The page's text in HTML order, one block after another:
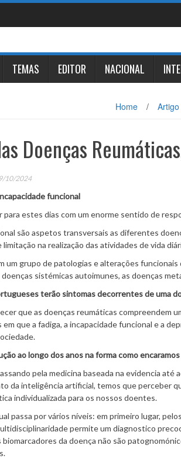
TEMAS EDITOR NACIONAL
Home /
Doenças
10/2024
funcional
para estes dias com um enorme sentido de
são aspetos transversais as diferentes
na realização das atividades de vida
um grupo de patologias e alterações
sistémicas autoimunes, as doenças
terão sintomas decorrentes de uma
que as doenças reumáticas compreendem
que a fadiga, a incapacidade funcional e a
ao longo dos anos na forma como
pela medicina baseada na evidencia
da inteligência artificial, temos que perceber
individualizada para os nossos doentes.
passa por vários níveis: em primeiro lugar,
permite um diagnostico
da doença não são